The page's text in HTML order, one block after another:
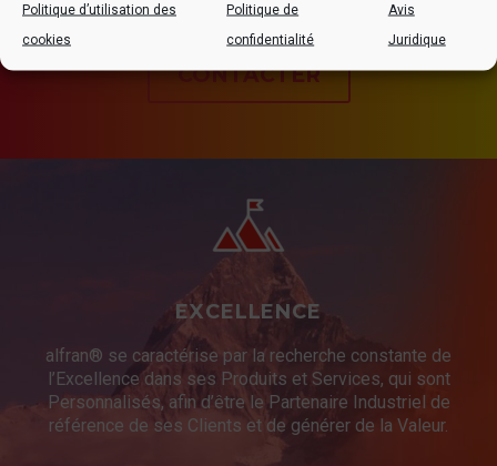
Politique d’utilisation des
cookies
Politique de
confidentialité
Avis
Juridique
CONTACTER
EXCELLENCE
alfran® se caractérise par la recherche constante de
l’Excellence dans ses Produits et Services, qui sont
Personnalisés, afin d’être le Partenaire Industriel de
référence de ses Clients et de générer de la Valeur.